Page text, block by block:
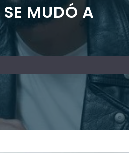
MUDÓ A